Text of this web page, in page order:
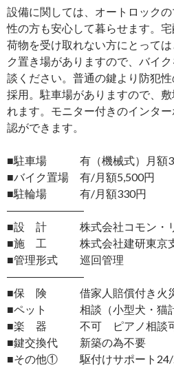
設備に関しては、オートロック
性の方も安心して暮らせます。
荷物を受け取れない方にとって
ク置き場がありますので、バイ
談ください。普通の鍵より防犯
採用。駐車場がありますので、
れます。モニター付きのインタ
認ができます。
■駐車場 有（機械式）月額
■バイク置場 有/月額5,500円
■駐輪場 有/月額330円
―――――――
■設 計 株式会社コモン・リ
■施 工 株式会社建研東京
■管理形式 巡回管理
―――――――
■保 険 借家人賠償付き火災
■ペット 相談（小型犬・猫計
■楽 器 不可 ピアノ相談
■鍵交換代 新築の為不要
■その他① 駆付けサポート24/2